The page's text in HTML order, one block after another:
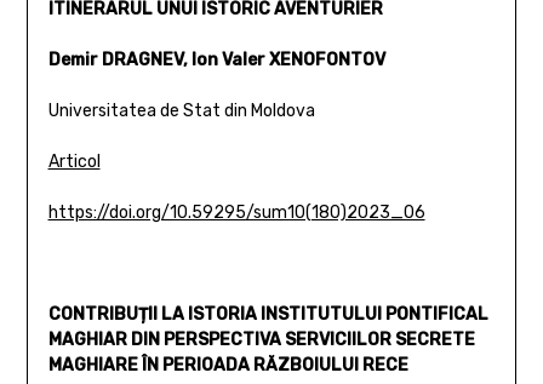
ITINERARUL UNUI ISTORIC AVENTURIER
Demir DRAGNEV, Ion Valer XENOFONTOV
Universitatea de Stat din Moldova
Articol
https://doi.org/10.59295/sum10(180)2023_06
CONTRIBUȚII LA ISTORIA INSTITUTULUI PONTIFICAL
MAGHIAR DIN PERSPECTIVA SERVICIILOR SECRETE
MAGHIARE ÎN PERIOADA RĂZBOIULUI RECE